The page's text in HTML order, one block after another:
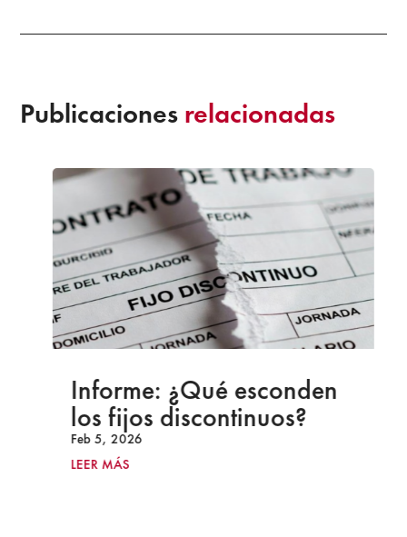
Publicaciones relacionadas
Informe: ¿Qué esconden
los fijos discontinuos?
Feb 5, 2026
LEER MÁS